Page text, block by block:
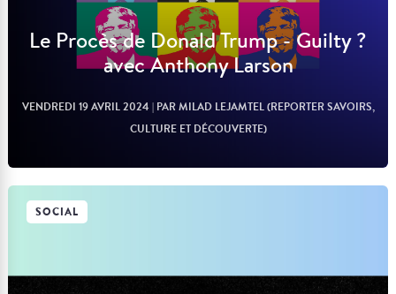
Le Procès de Donald Trump - Guilty ?
avec Anthony Larson
VENDREDI 19 AVRIL 2024 | PAR MILAD LEJAMTEL (REPORTER SAVOIRS,
CULTURE ET DÉCOUVERTE)
SOCIAL